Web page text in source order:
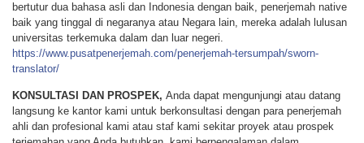
bertutur dua bahasa asli dan Indonesia dengan baik, penerjemah native
baik yang tinggal di negaranya atau Negara lain, mereka adalah lulusan
universitas terkemuka dalam dan luar negeri.
https://www.pusatpenerjemah.com/penerjemah-tersumpah/sworn-
translator/
KONSULTASI DAN PROSPEK, Anda dapat mengunjungi atau datang
langsung ke kantor kami untuk berkonsultasi dengan para penerjemah
ahli dan profesional kami atau staf kami sekitar proyek atau prospek